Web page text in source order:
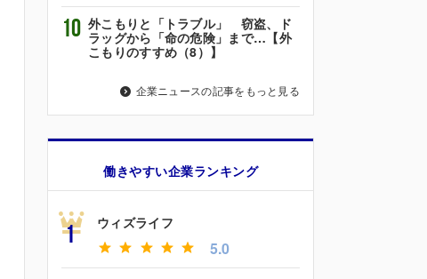
10 外こもりと「トラブル」 窃盗、ド
ラッグから「命の危険」まで…【外
こもりのすすめ（8）】
企業ニュースの記事をもっと見る
働きやすい企業ランキング
1 ウィズライフ
5.0